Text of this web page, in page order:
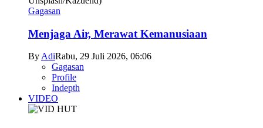
Gagasan
Menjaga Air, Merawat Kemanusiaan
ByAdiRabu, 29 Juli 2026, 06:06
Gagasan
Profile
Indepth
VIDEO